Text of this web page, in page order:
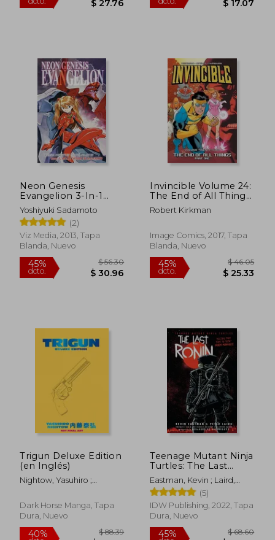
45%
dcto. $ 27.76
45%
dcto.
Neon Genesis
Evangelion 3-In-1
Edition, Vol. 3- (en
Inglés)
Yoshiyuki Sadamoto
(2)
Viz Media, 2013, Tapa
Blanda, Nuevo
Invincible Volume 24:
The End of All Things,
Part 1 (en Inglés)
Robert Kirkman
Image Comics, 2017, Tapa
Blanda, Nuevo
45%
dcto.
Trigun Deluxe Edition
(en Inglés)
Nightow, Yasuhiro ;
Justin
Dark Horse Manga, Tapa
Dura, Nuevo
Teenage Mutant Ninja
Turtles: The Last
Ronin (en Inglés)
Eastman, Kevin ; Laird,
Peter ; Waltz, Tom
(5)
IDW Publishing, 2022, Tapa
Dura, Nuevo